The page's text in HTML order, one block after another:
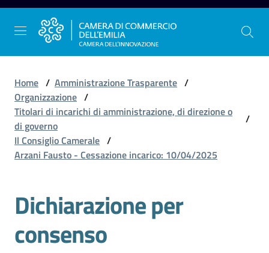
Vai al contenuto
Vai alla navigazione
Vai al footer
La
Camera
dell'Emilia
Gestire
l'impresa
Home / Amministrazione Trasparente /
Organizzazione /
Titolari di incarichi di amministrazione, di direzione o
di governo
/
Il Consiglio Camerale /
Arzani Fausto - Cessazione incarico: 10/04/2025
Dichiarazione per
consenso